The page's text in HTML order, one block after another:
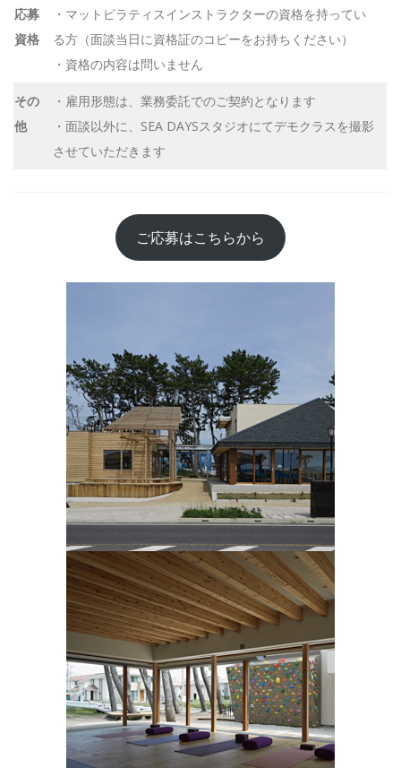
応募
資格
・マットピラティスインストラクターの資格を持ってい
る方（面談当日に資格証のコピーをお持ちください）
・資格の内容は問いません
その
他
・雇用形態は、業務委託でのご契約となります
・面談以外に、SEA DAYSスタジオにてデモクラスを撮影
させていただきます
ご応募はこちらから